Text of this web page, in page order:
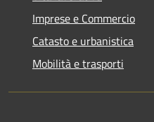
Imprese e Commercio
Catasto e urbanistica
Mobilità e trasporti